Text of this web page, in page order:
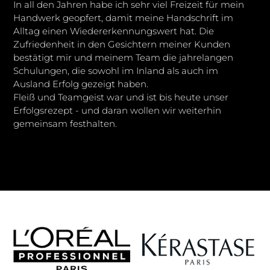
In all den Jahren habe ich sehr viel Freizeit für mein
Handwerk geopfert, damit meine Handschrift im
Alltag einen Wiedererkennungswert hat. Die
Zufriedenheit in den Gesichtern meiner Kunden
bestätigt mir und meinem Team die jahrelangen
Schulungen, die sowohl im Inland als auch im
Ausland Erfolg gezeigt haben.
Fleiß und Teamgeist war und ist bis heute unser
Erfolgsrezept - und daran wollen wir weiterhin
gemeinsam festhalten.